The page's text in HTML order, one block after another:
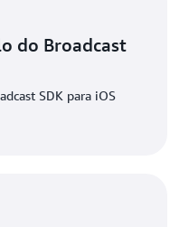
do Broadcast
SDK para iOS